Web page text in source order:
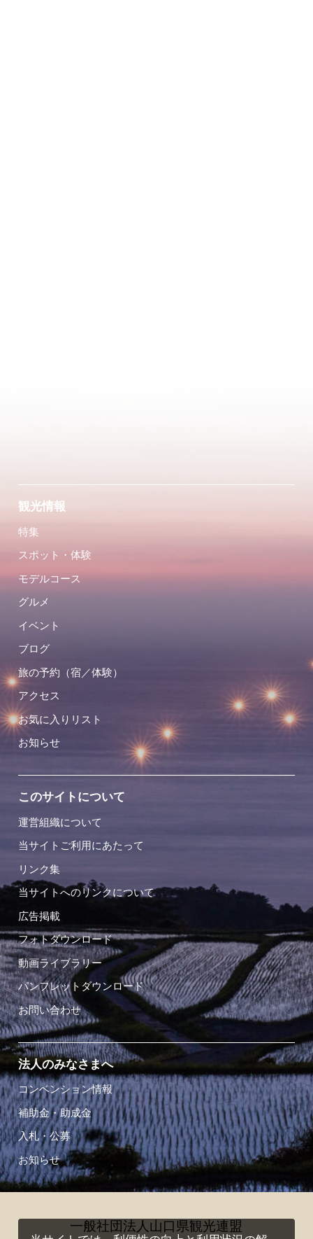
観光情報
特集
スポット・体験
モデルコース
グルメ
イベント
ブログ
旅の予約（宿／体験）
アクセス
お気に入りリスト
お知らせ
このサイトについて
運営組織について
当サイトご利用にあたって
リンク集
当サイトへのリンクについて
広告掲載
フォトダウンロード
動画ライブラリー
パンフレットダウンロード
お問い合わせ
法人のみなさまへ
コンベンション情報
補助金・助成金
入札・公募
お知らせ
一般社団法人山口県観光連盟